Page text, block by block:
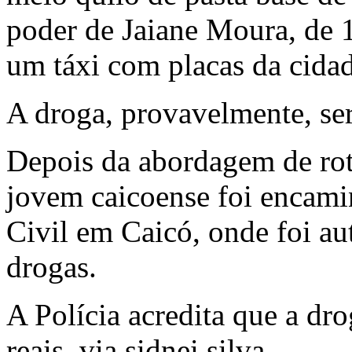
poder de Jaiane Moura, de
um táxi com placas da
A droga, provavelmente,
Depois da abordagem de
jovem caicoense foi
Civil em Caicó, onde foi
drogas.
A Polícia acredita que a